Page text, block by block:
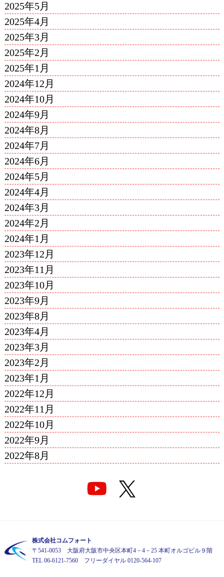
2025年5月
2025年4月
2025年3月
2025年2月
2025年1月
2024年12月
2024年10月
2024年9月
2024年8月
2024年7月
2024年6月
2024年5月
2024年4月
2024年3月
2024年2月
2024年1月
2023年12月
2023年11月
2023年10月
2023年9月
2023年8月
2023年4月
2023年3月
2023年2月
2023年1月
2022年12月
2022年11月
2022年10月
2022年9月
2022年8月
株式会社コムフォート
〒541-0053 大阪府大阪市中央区本町4－4－25 本町オルゴビル９階
TEL 06-6121-7560 フリーダイヤル 0120-564-107